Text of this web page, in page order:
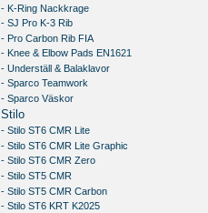
- K-Ring Nackkrage
- SJ Pro K-3 Rib
- Pro Carbon Rib FIA
- Knee & Elbow Pads EN1621
- Underställ & Balaklavor
- Sparco Teamwork
- Sparco Väskor
Stilo
- Stilo ST6 CMR Lite
- Stilo ST6 CMR Lite Graphic
- Stilo ST6 CMR Zero
- Stilo ST5 CMR
- Stilo ST5 CMR Carbon
- Stilo ST6 KRT K2025